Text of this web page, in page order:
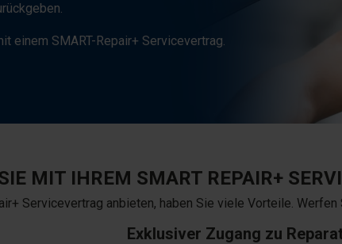
einem SMART-Repair+ Servicevertrag.
MIT IHREM SMART REPAIR+
Servicevertrag anbieten, haben Sie viele Vorteile.
Exklusiver Zugang zu